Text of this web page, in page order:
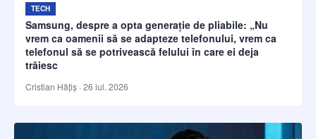
TECH
Samsung, despre a opta generație de pliabile: „Nu
vrem ca oamenii să se adapteze telefonului, vrem ca
telefonul să se potrivească felului în care ei deja
trăiesc
Cristian Hățiș · 26 iul. 2026